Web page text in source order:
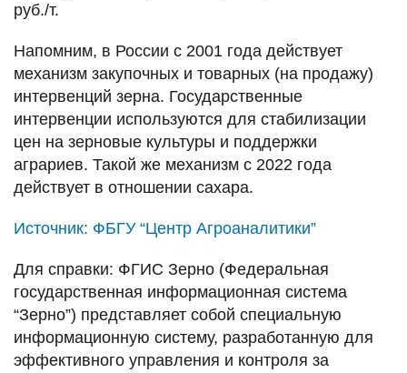
руб./т.
Напомним, в России с 2001 года действует
механизм закупочных и товарных (на продажу)
интервенций зерна. Государственные
интервенции используются для стабилизации
цен на зерновые культуры и поддержки
аграриев. Такой же механизм с 2022 года
действует в отношении сахара.
Источник: ФБГУ “Центр Агроаналитики”
Для справки: ФГИС Зерно (Федеральная
государственная информационная система
“Зерно”) представляет собой специальную
информационную систему, разработанную для
эффективного управления и контроля за